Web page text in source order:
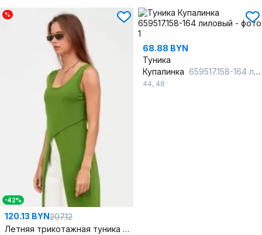
%
-42%
120.13 BYN207.12
Летняя трикотажная туника в стиле на каждый день
68.88 BYN
Туника
Купалинка 659517.158-164 лиловый
44, 48